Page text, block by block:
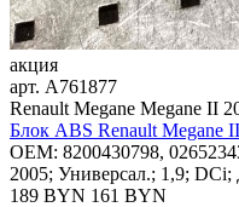
акция
арт. A761877
Renault Megane Megane II
Блок ABS Renault Megane
OEM: 8200430798,
2005; Универсал.; 1,9;
189 BYN 161 BYN